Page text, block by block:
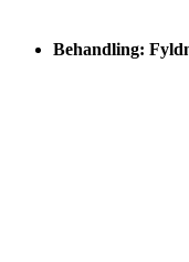
Behandling: